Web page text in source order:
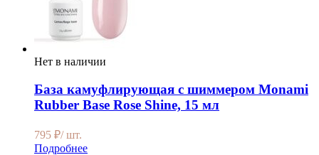
Нет в наличии
База камуфлирующая с шиммером Monami
Rubber Base Rose Shine, 15 мл
795 ₽/ шт.
Подробнее